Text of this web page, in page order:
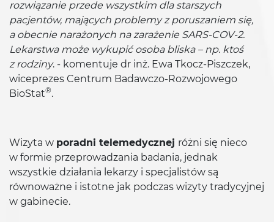
rozwiązanie przede wszystkim dla starszych
pacjentów, mających problemy z poruszaniem się,
a obecnie narażonych na zarażenie SARS-COV-2.
Lekarstwa może wykupić osoba bliska – np. ktoś
z rodziny. - komentuje dr inż. Ewa Tkocz-Piszczek,
wiceprezes Centrum Badawczo-Rozwojowego
BioStat®.
Wizyta w poradni telemedycznej różni się nieco
w formie przeprowadzania badania, jednak
wszystkie działania lekarzy i specjalistów są
równoważne i istotne jak podczas wizyty tradycyjnej
w gabinecie.